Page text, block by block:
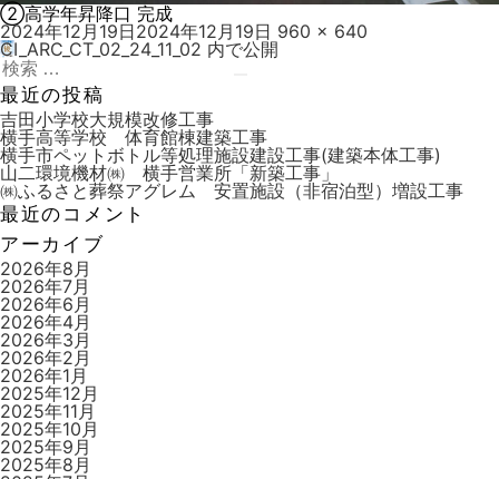
②高学年昇降口 完成
投
稿
日:
2024年12月19日2024年12月19日 フ
ル
サ
960 × 640
投
稿
ナ
ビ
ゲ
ー
シ
ョ
ン
CI_ARC_CT_02_24_11_02 内で公開
検
索:
最近の投稿
吉田小学校大規模改修工事
横手高等学校 体育館棟建築工事
横手市ペットボトル等処理施設建設工事(建築本体工事)
山二環境機材㈱ 横手営業所「新築工事」
㈱ふるさと葬祭アグレム 安置施設（非宿泊型）増設工事
最近のコメント
アーカイブ
2026年8月
2026年7月
2026年6月
2026年4月
2026年3月
2026年2月
2026年1月
2025年12月
2025年11月
2025年10月
2025年9月
2025年8月